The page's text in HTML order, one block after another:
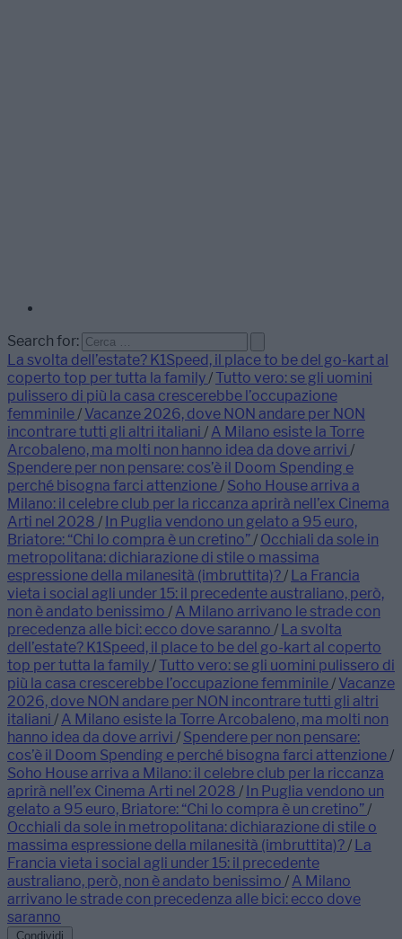
Search for:
La svolta dell’estate? K1Speed, il place to be del go-kart al
coperto top per tutta la family/ Tutto vero: se gli uomini
pulissero di più la casa crescerebbe l’occupazione
femminile/ Vacanze 2026, dove NON andare per NON
incontrare tutti gli altri italiani / A Milano esiste la Torre
Arcobaleno, ma molti non hanno idea da dove arrivi /
Spendere per non pensare: cos’è il Doom Spending e
perché bisogna farci attenzione/ Soho House arriva a
Milano: il celebre club per la riccanza aprirà nell’ex Cinema
Arti nel 2028 / In Puglia vendono un gelato a 95 euro,
Briatore: “Chi lo compra è un cretino”/ Occhiali da sole in
metropolitana: dichiarazione di stile o massima
espressione della milanesità (imbruttita)?/ La Francia
vieta i social agli under 15: il precedente australiano, però,
non è andato benissimo / A Milano arrivano le strade con
precedenza alle bici: ecco dove saranno / La svolta
dell’estate? K1Speed, il place to be del go-kart al coperto
top per tutta la family/ Tutto vero: se gli uomini pulissero di
più la casa crescerebbe l’occupazione femminile/ Vacanze
2026, dove NON andare per NON incontrare tutti gli altri
italiani / A Milano esiste la Torre Arcobaleno, ma molti non
hanno idea da dove arrivi / Spendere per non pensare:
cos’è il Doom Spending e perché bisogna farci attenzione/
Soho House arriva a Milano: il celebre club per la riccanza
aprirà nell’ex Cinema Arti nel 2028 / In Puglia vendono un
gelato a 95 euro, Briatore: “Chi lo compra è un cretino”/
Occhiali da sole in metropolitana: dichiarazione di stile o
massima espressione della milanesità (imbruttita)?/ La
Francia vieta i social agli under 15: il precedente
australiano, però, non è andato benissimo / A Milano
arrivano le strade con precedenza alle bici: ecco dove
saranno
Condividi